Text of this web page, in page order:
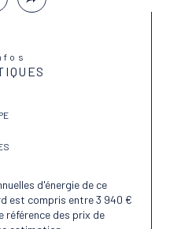
d'énergie de ce
est compris entre 3 940 €
référence des prix de